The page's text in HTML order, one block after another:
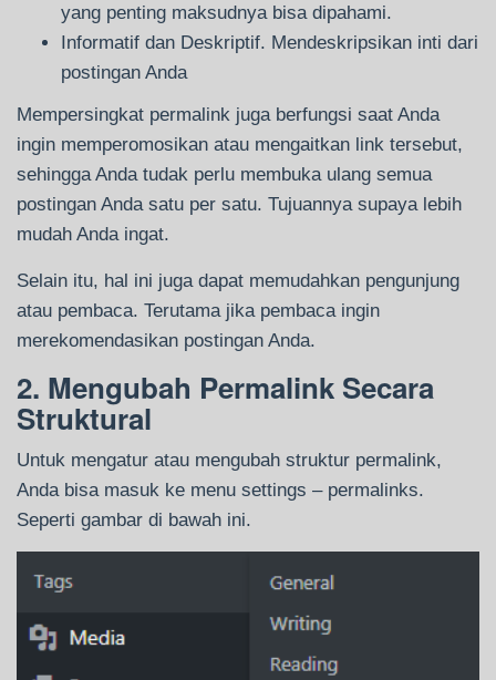
yang penting maksudnya bisa dipahami.
Informatif dan Deskriptif. Mendeskripsikan inti dari
postingan Anda
Mempersingkat permalink juga berfungsi saat Anda
ingin memperomosikan atau mengaitkan link tersebut,
sehingga Anda tudak perlu membuka ulang semua
postingan Anda satu per satu. Tujuannya supaya lebih
mudah Anda ingat.
Selain itu, hal ini juga dapat memudahkan pengunjung
atau pembaca. Terutama jika pembaca ingin
merekomendasikan postingan Anda.
2. Mengubah Permalink Secara
Struktural
Untuk mengatur atau mengubah struktur permalink,
Anda bisa masuk ke menu settings – permalinks.
Seperti gambar di bawah ini.